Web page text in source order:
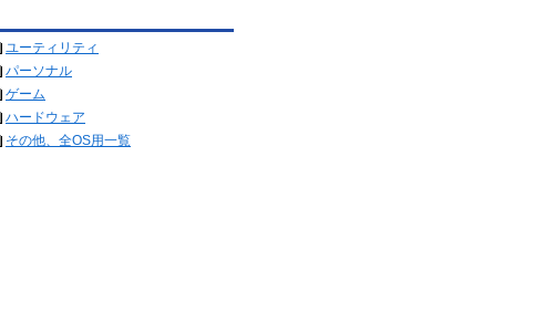
ユーティリティ
パーソナル
ゲーム
ハードウェア
その他、全OS用一覧